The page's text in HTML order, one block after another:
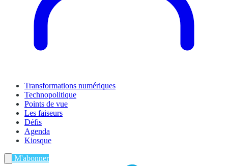
Transformations numériques
Technopolitique
Points de vue
Les faiseurs
Défis
Agenda
Kiosque
M'abonner